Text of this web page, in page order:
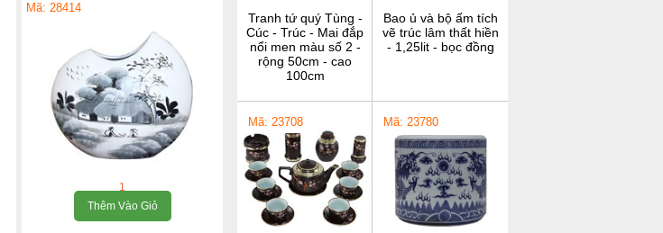
Mã: 28414
1
Thêm Vào Giỏ
Tranh tứ quý Tùng -
Cúc - Trúc - Mai đắp
nổi men màu số 2 -
rộng 50cm - cao
100cm
Bao ủ và bộ ấm tích
vẽ trúc lâm thất hiền
- 1,25lit - bọc đồng
Mã: 23708 Mã: 23780